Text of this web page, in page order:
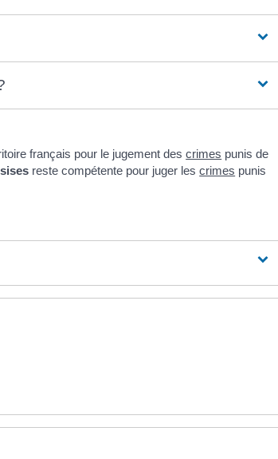
français pour le jugement descrimes punis de
s reste compétente pour juger lescrimes punis